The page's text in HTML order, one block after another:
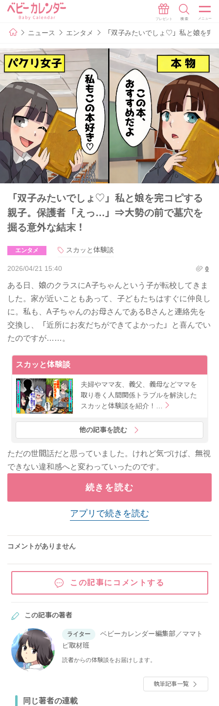
ニュース エンタメ 「双子みたいでしょ♡」私と娘を
「双子みたいでしょ♡」私と娘を完コピする
親子。保護者「えっ…」⇒大勢の前で墓穴を
掘る意外な結末！
エンタメ スカッと体験談
2026/04/21 15:40 0
ある日、娘のクラスにA子ちゃんという子が転校してきま
した。家が近いこともあって、子どもたちはすぐに仲良し
に。私も、A子ちゃんのお母さんであるBさんと連絡先を
交換し、「近所にお友だちができてよかった」と喜んでい
たのですが……。
スカッと体験談
夫婦やママ友、義父、義母などママを
取り巻く人間関係トラブルを解決した
スカッと体験談を紹介！…
他の記事を読む
ただの世間話だと思っていました。けれど気づけば、無視
できない違和感へと変わっていったのです。
続きを読む
アプリで続きを読む
コメントがありません
この記事にコメントする
この記事の著者
ライター
ベビーカレンダー編集部／ママト
ピ取材班
読者からの体験談をお届けします。
執筆記事一覧
同じ著者の連載